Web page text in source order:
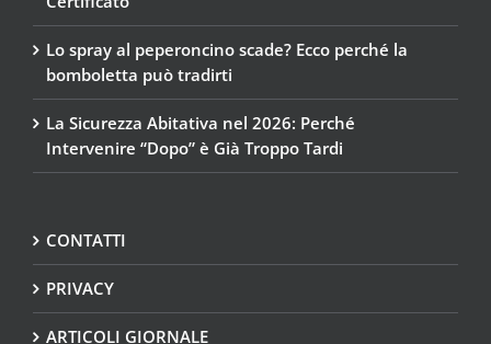
Lo spray al peperoncino scade? Ecco perché la
bomboletta può tradirti
La Sicurezza Abitativa nel 2026: Perché
Intervenire “Dopo” è Già Troppo Tardi
CONTATTI
PRIVACY
ARTICOLI GIORNALE